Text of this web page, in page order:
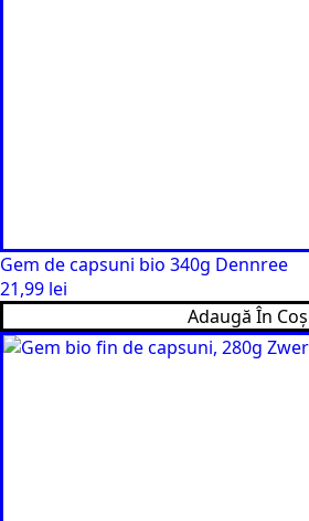
Gem de capsuni bio 340g Dennree
21,99 lei
Adaugă În Coș